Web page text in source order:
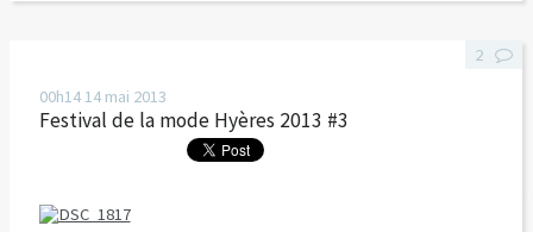
00h1414 mai 2013
Festival de la mode Hyères 2013 #3
2